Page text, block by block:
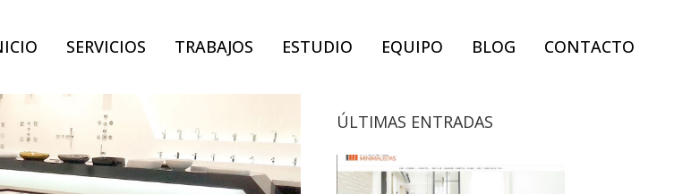
SERVICIOS TRABAJOS ESTUDIO EQUIPO BLOG CONTACTO
ÚLTIMAS ENTRADAS